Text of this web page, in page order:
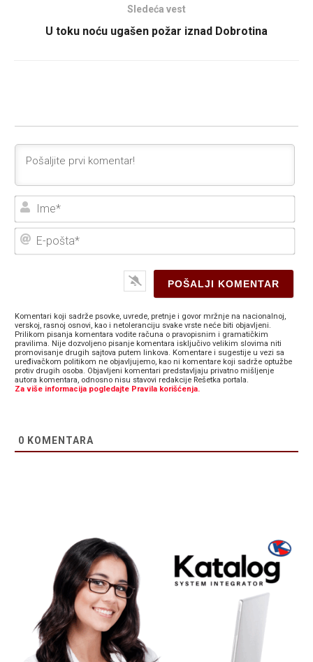
Sledeća vest
U toku noću ugašen požar iznad Dobrotina
E-
Komentari koji sadrže psovke, uvrede, pretnje i govor mržnje na nacionalnoj,
verskoj, rasnoj osnovi, kao i netoleranciju svake vrste neće biti objavljeni.
Prilikom pisanja komentara vodite računa o pravopisnim i gramatičkim
pravilima. Nije dozvoljeno pisanje komentara isključivo velikim slovima niti
promovisanje drugih sajtova putem linkova. Komentare i sugestije u vezi sa
uređivačkom politikom ne objavljujemo, kao ni komentare koji sadrže optužbe
protiv drugih osoba. Objavljeni komentari predstavljaju privatno mišljenje
autora komentara, odnosno nisu stavovi redakcije Rešetka portala.
Za više informacija pogledajte Pravila korišćenja.
0 KOMENTARA